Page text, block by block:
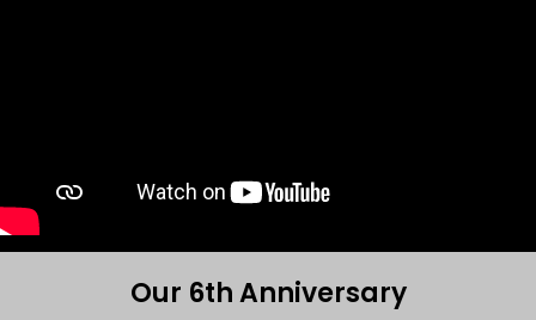
Our 6th Anniversary